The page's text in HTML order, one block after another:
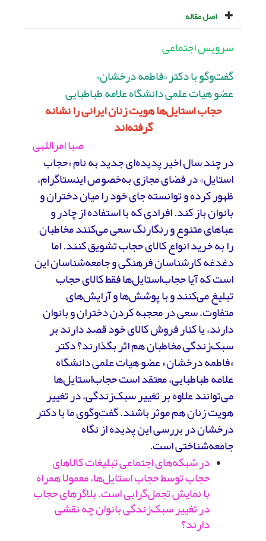
اصل مقاله
سرویس اجتماعی
گفت‌وگو با دکتر «فاطمه درخشان»
عضو هیات علمی دانشگاه علامه طباطبایی
حجاب استایل‌ها هویت زنان ایرانی را نشانه
گرفته‌اند
صبا امراللهی
در چند سال اخیر پدیده‌ای جدید به نام «حجاب
استایل» در فضای مجازی به‌خصوص اینستاگرام،
ظهور کرده و توانسته جای خود را میان دختران و
بانوان باز کند. افرادی که با استفاده از چادر و
عباهای متنوع و رنگارنگ سعی می‌کنند مخاطبان
را به خرید انواع کالای حجاب تشویق کنند. اما
دغدغه کارشناسان فرهنگی و جامعه‌شناسان این
است که آیا حجاب‌استایل‌ها فقط کالای حجاب
تبلیغ می‌کنند و با پوشش‌ها و آرایش‌های
متفاوت، سعی در محجبه کردن دختران و بانوان
دارند، یا کنار فروش کالای خود قصد دارند بر
سبک‌زندگی مخاطبان هم اثر بگذارند؟ دکتر
«فاطمه درخشان» عضو هیات علمی دانشگاه
علامه طباطبایی، معتقد است حجاب‌استایل‌ها
می‌توانند علاوه بر تغییر سبک‌زندگی، در تغییر
هویت زنان هم موثر باشند. گفت‌وگوی ما با دکتر
درخشان در بررسی این پدیده از نگاه
جامعه‌شناختی است.
در شبکه‌های اجتماعی تبلیغات کالاهای
حجاب توسط حجاب استایل‌ها، معمولا همراه
با نمایش تجمل‌گرایی است. بلاگرهای حجاب
در تغییر سبک‌زندگی بانوان چه نقشی
دارند؟